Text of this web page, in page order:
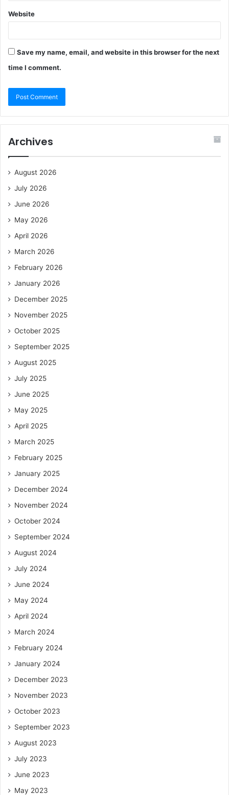
Website
Save my name, email, and website in this browser for the next
time I comment.
Archives
August 2026
July 2026
June 2026
May 2026
April 2026
March 2026
February 2026
January 2026
December 2025
November 2025
October 2025
September 2025
August 2025
July 2025
June 2025
May 2025
April 2025
March 2025
February 2025
January 2025
December 2024
November 2024
October 2024
September 2024
August 2024
July 2024
June 2024
May 2024
April 2024
March 2024
February 2024
January 2024
December 2023
November 2023
October 2023
September 2023
August 2023
July 2023
June 2023
May 2023